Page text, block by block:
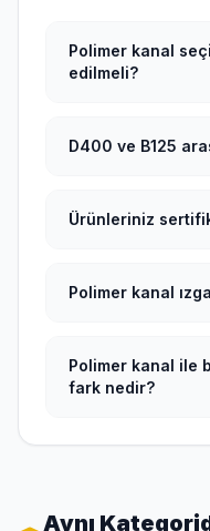
Polimer kanal
edilmeli?
D400 ve B125
Ürünleriniz
Polimer kanal
Polimer kanal ile
fark nedir?
Aynı